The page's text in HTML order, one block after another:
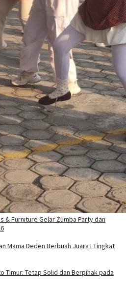
& Furniture Gelar Zumba Party dan
Mama Deden Berbuah Juara I Tingkat
Timur: Tetap Solid dan Berpihak pada